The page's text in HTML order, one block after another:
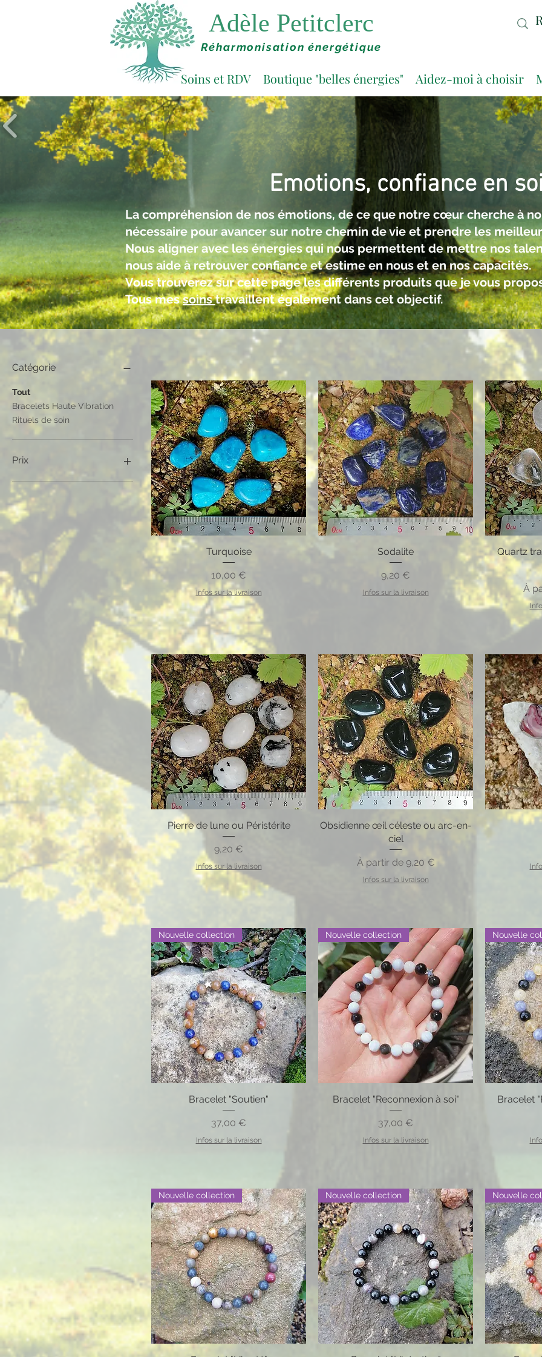
Adèle Petitclerc
Réharmonisation énergétique
Soins et RDV Boutique "belles énergies" Aidez-moi à choisir
Emotions, confiance en soi
La compréhension de nos émotions, de ce que notre cœurcherche à
nécessaire pour avancer sur notre chemin de vie et prendre les
Nous aligner avec les énergies qui nous permettent de mettre nos
nous aide à retrouver confiance et estime en nous et en nos capacités.
Vous trouverez sur cette page les différents produits que je vous
Tous messoinstravaillent également dans cet objectif.
Catégorie
Tout
Bracelets Haute Vibration
Rituels de soin
Prix
9 €
Turquoise
Prix
10,00 €
Infos sur la livraison
Sodalite
Prix
9,20 €
Infos sur la livraison
Quartz
À
Pierre de lune ou Péristérite
Prix
9,20 €
Infos sur la livraison
Obsidienne œil céleste ou arc-en-
ciel
À partir de 9,20 €
Prix promotionnel
Infos sur la livraison
Nouvelle collection
Bracelet "Soutien"
Prix
37,00 €
Infos sur la livraison
Nouvelle collection
Bracelet "Reconnexion à soi"
Prix
37,00 €
Infos sur la livraison
Nouvelle
Bracelet
Nouvelle collection Nouvelle collection Nouvelle